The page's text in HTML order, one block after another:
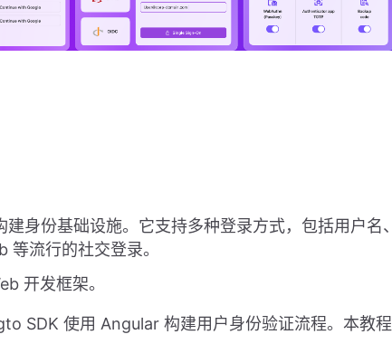
身份基础设施。它支持多种登录方式，包括用户名、
流行的社交登录。
开发框架。
SDK 使用 Angular 构建用户身份验证流程。本教程